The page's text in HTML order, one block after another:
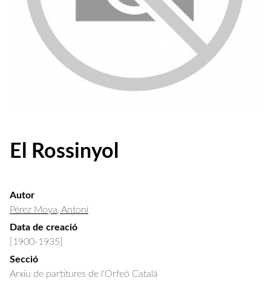
El Rossinyol
Autor
Pérez Moya, Antoni
Data de creació
[1900-1935]
Secció
Arxiu de partitures de l'Orfeó Català